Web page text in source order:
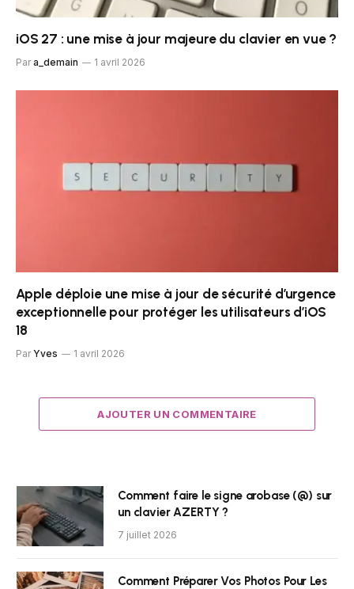
iOS 27 : une mise à jour majeure du clavier en vue ?
Par a_demain 1 avril 2026
Apple déploie une mise à jour de sécurité d’urgence
exceptionnelle pour protéger les utilisateurs d’iOS
18
Par Yves 1 avril 2026
AJOUTER UN COMMENTAIRE
Comment faire le signe arobase (@) sur
un clavier AZERTY ?
7 juillet 2026
Comment Préparer Vos Photos Pour Les